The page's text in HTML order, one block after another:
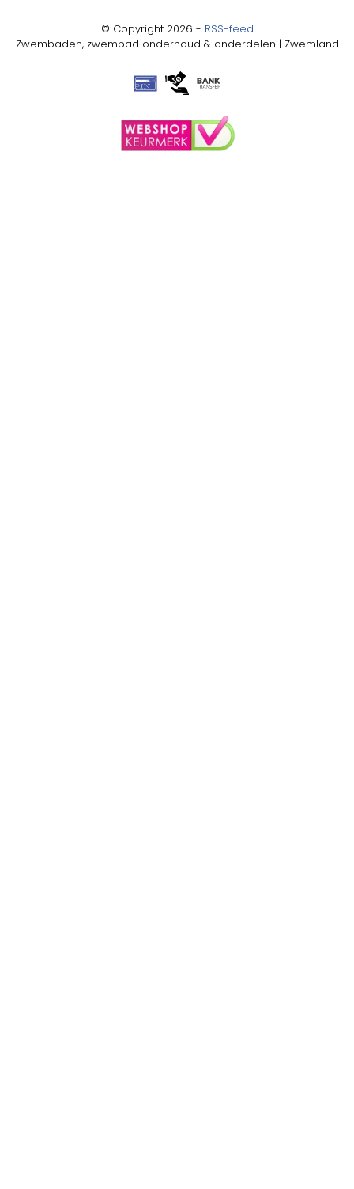
© Copyright 2026 - RSS-feed
Zwembaden, zwembad onderhoud & onderdelen | Zwemland